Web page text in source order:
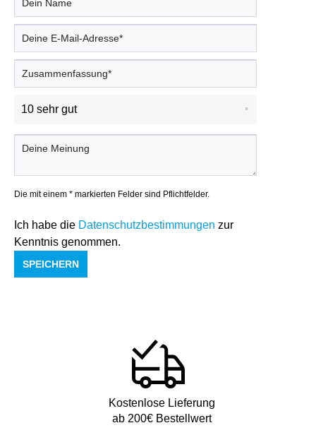
Die mit einem * markierten Felder sind Pflichtfelder.
Ich habe die Datenschutzbestimmungen zur
Kenntnis genommen.
SPEICHERN
Kostenlose Lieferung
ab 200€ Bestellwert